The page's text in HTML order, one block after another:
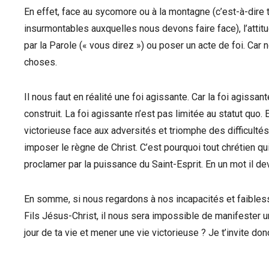
En effet, face au sycomore ou à la montagne (c’est-à-
insurmontables auxquelles nous devons faire face),
par la Parole (« vous direz ») ou poser un acte de foi.
choses.
Il nous faut en réalité une foi agissante. Car la foi
construit. La foi agissante n’est pas limitée au statut
victorieuse face aux adversités et triomphe des
imposer le règne de Christ. C’est pourquoi tout chrétien
proclamer par la puissance du Saint-Esprit. En un mot il
En somme, si nous regardons à nos incapacités et
Fils Jésus-Christ, il nous sera impossible de manifester
jour de ta vie et mener une vie victorieuse ? Je t’invite